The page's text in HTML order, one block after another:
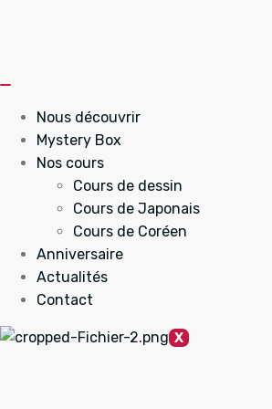
Nous découvrir
Mystery Box
Nos cours
Cours de dessin
Cours de Japonais
Cours de Coréen
Anniversaire
Actualités
Contact
X